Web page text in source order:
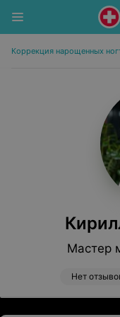
Коррекция нарощенных
Мастер
Нет